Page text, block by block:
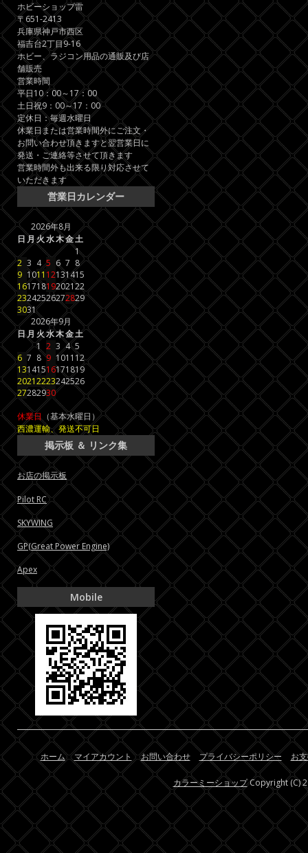
ホビーショップ雷
〒651-2413
兵庫県神戸市西区
福吉台2丁目9-16
ホビー、ラジコン用品の通販及び店
舗販売
営業時間
平日10：00～17：00
土日祝9：00～17：00
定休日：毎週水曜日
休業日または営業時間外にご注文・
お問い合わせ頂きますと翌営業日に
発送・ご連絡等させて頂きます
営業時間外も出来る限り対応させて
いただきます
営業日カレンダー
2026年8月
日月火水木金土
1
2 3 4 5 6 7 8
9 1011 12131415
16171819202122
23242526272829
3031
2026年9月
日月 火水木金土
1 2 3 4 5
6 7 8 9 1011 12
13141516171819
20212223242526
27282930
休業日 （基本水曜日）
西濃運輸、発送不可日
掲示板 ＆ リンク集
お店の掲示板
Pilot RC
SKYWING
GP(Great Power Engine)
Apex
Mobile
ホーム マイアカウント お問い合わせ プライバシーポリシー お
カラーミーショップCopyright (C)